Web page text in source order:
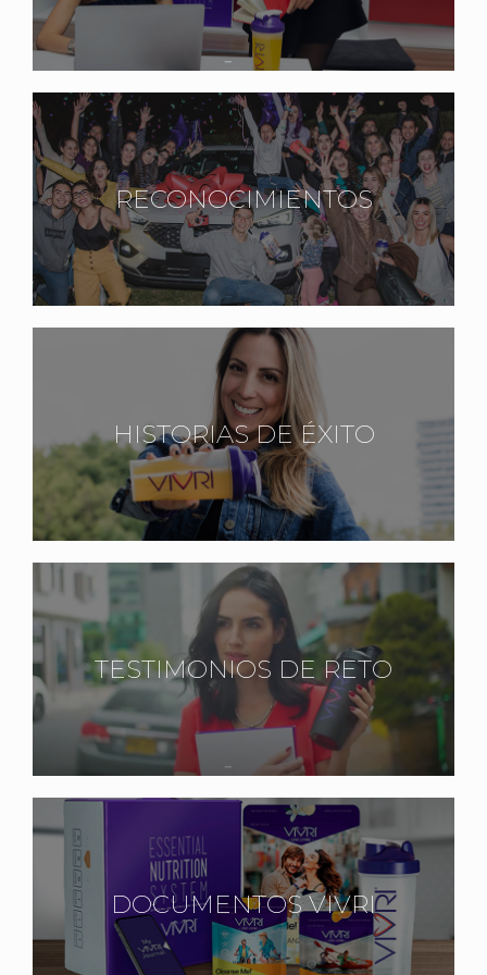
RECONOCIMIENTOS
HISTORIAS DE ÉXITO
TESTIMONIOS DE RETO
DOCUMENTOS VIVRI